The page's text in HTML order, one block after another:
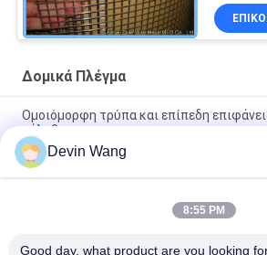
Δομικά Πλέγμα
Ομοιόμορφη τρύπα και επίπεδη
χάλυβα
Δικτυωμένο σύρμα από ανοξείδωτο
υψηλής ποιότητας
Ανοξείδωτο ατσάλι 304 Συγκολλημένο
Devin Wang
8:55 PM
Good day, what product are you looking